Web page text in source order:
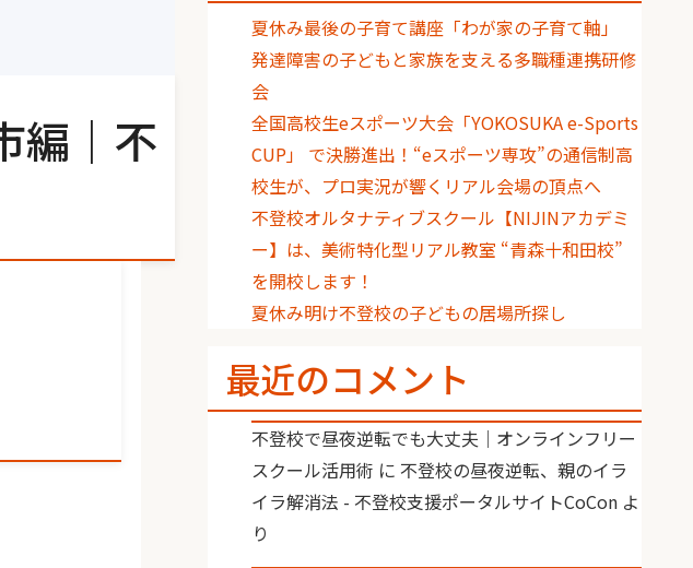
編｜不
夏休み最後の子育て講座「わが家の子育て軸」
発達障害の子どもと家族を支える多職種連携研修
会
全国高校生eスポーツ大会「YOKOSUKA e-Sports
CUP」 で決勝進出！“eスポーツ専攻”の通信制高
校生が、プロ実況が響くリアル会場の頂点へ
不登校オルタナティブスクール【NIJINアカデミ
ー】は、美術特化型リアル教室 “青森十和田校”
を開校します！
夏休み明け不登校の子どもの居場所探し
最近のコメント
不登校で昼夜逆転でも大丈夫｜オンラインフリー
スクール活用術 に 不登校の昼夜逆転、親のイラ
イラ解消法 - 不登校支援ポータルサイトCoCon よ
り